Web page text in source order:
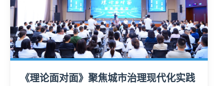
《理论面对面》聚焦城市治理现代化实践